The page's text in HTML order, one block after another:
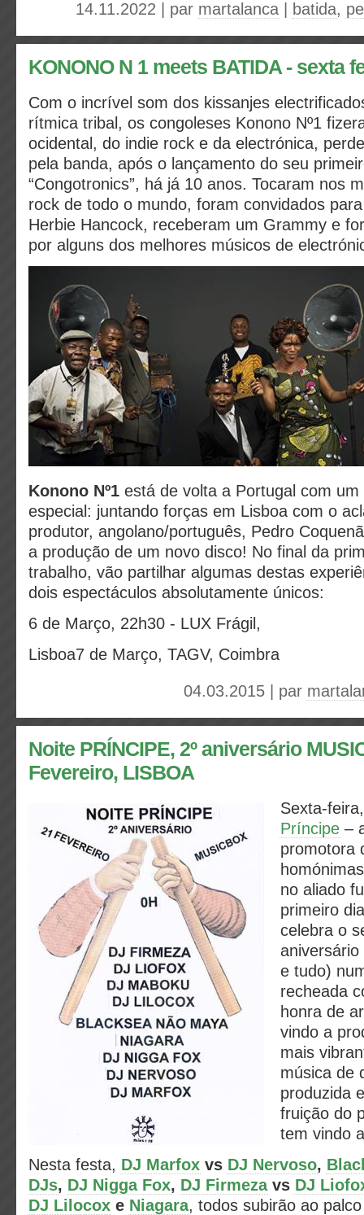
14.11.2022 | par martalanca batida,
KONONO N 1 meets BATIDA - sexta
Com o incrível som dos kissanjes
rítmica tribal, os congoleses Konono Nº1
ocidental, do indie rock e da electrónica,
pela banda, após o lançamento do seu
“Congotronics”, há já 10 anos. Tocaram nos
rock de todo o mundo, foram convidados
Herbie Hancock, receberam um Grammy e
por alguns dos melhores músicos de
Konono Nº1 está de volta a Portugal com
especial: juntando forças em Lisboa com o
produtor, angolano/português, Pedro
a produção de um novo disco! No final da
trabalho, vão partilhar algumas destas
dois espectáculos absolutamente únicos:
6 de Março, 22h30 - LUX Frágil,
Lisboa7 de Março, TAGV, Coimbra
04.03.2015 | par
Noite PRÍNCIPE, 2º aniversário
Fevereiro, LISBOA
Sexta-
Príncipe –
promotora
no aliado
primeiro
celebra o
e tudo)
recheada
honra de
vindo a
mais
música de
produzida
fruição do
tem vindo
Nesta festa, DJ Marfox vs DJ Nervoso,
DJs, DJ Nigga Fox, DJ Firmezavs DJ
DJ Lilocox e Niagara, todos subirão ao